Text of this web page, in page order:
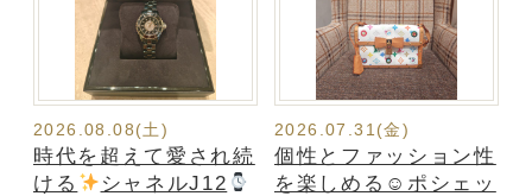
2026.08.08(土)
時代を超えて愛され続
ける
シャネルJ12
2026.07.31(金)
個性とファッション性
を楽しめる☺ポシェッ